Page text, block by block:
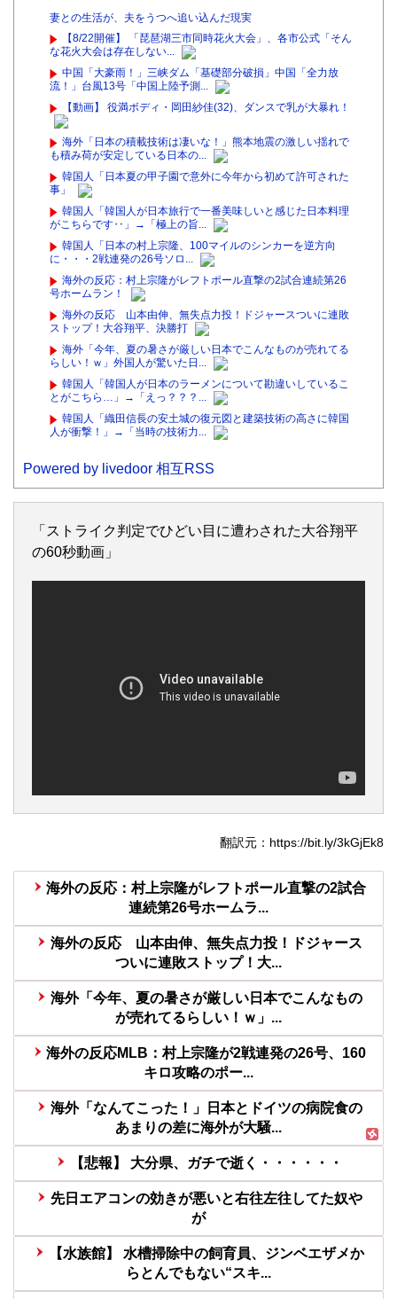
妻との生活が、夫をうつへ追い込んだ現実
【8/22開催】 「琵琶湖三市同時花火大会」、各市公式「そん
な花火大会は存在しない...
中国「大豪雨！」三峡ダム「基礎部分破損」中国「全力放
流！」台風13号「中国上陸予測...
【動画】 役満ボディ・岡田紗佳(32)、ダンスで乳が大暴れ！
海外「日本の積載技術は凄いな！」熊本地震の激しい揺れで
も積み荷が安定している日本の...
韓国人「日本夏の甲子園で意外に今年から初めて許可された
事」
韓国人「韓国人が日本旅行で一番美味しいと感じた日本料理
がこちらです‥」→「極上の旨...
韓国人「日本の村上宗隆、100マイルのシンカーを逆方向
に・・・2戦連発の26号ソロ...
海外の反応：村上宗隆がレフトポール直撃の2試合連続第26
号ホームラン！
海外の反応 山本由伸、無失点力投！ドジャースついに連敗
ストップ！大谷翔平、決勝打
海外「今年、夏の暑さが厳しい日本でこんなものが売れてる
らしい！ｗ」外国人が驚いた日...
韓国人「韓国人が日本のラーメンについて勘違いしているこ
とがこちら…」→「えっ？？？...
韓国人「織田信長の安土城の復元図と建築技術の高さに韓国
人が衝撃！」→「当時の技術力...
Powered by livedoor 相互RSS
「ストライク判定でひどい目に遭わされた大谷翔平
の60秒動画」
翻訳元：https://bit.ly/3kGjEk8
海外の反応：村上宗隆がレフトポール直撃の2試合
連続第26号ホームラ...
海外の反応 山本由伸、無失点力投！ドジャース
ついに連敗ストップ！大...
海外「今年、夏の暑さが厳しい日本でこんなもの
が売れてるらしい！ｗ」...
海外の反応MLB：村上宗隆が2戦連発の26号、160
キロ攻略のポー...
海外「なんてこった！」日本とドイツの病院食の
あまりの差に海外が大騒...
【悲報】 大分県、ガチで逝く・・・・・・
先日エアコンの効きが悪いと右往左往してた奴や
が
【水族館】 水槽掃除中の飼育員、ジンベエザメか
らとんでもない“スキ...